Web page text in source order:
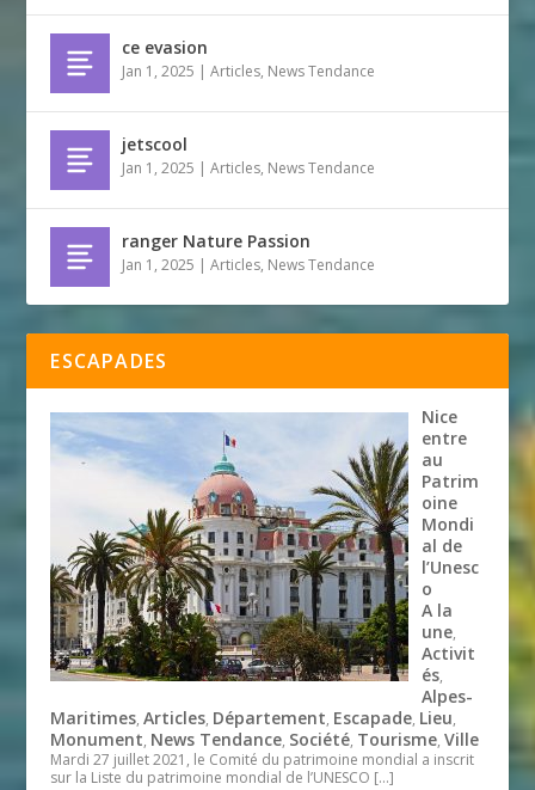
ce evasion
Jan 1, 2025 |Articles, News Tendance
jetscool
Jan 1, 2025 |Articles, News Tendance
ranger Nature Passion
Jan 1, 2025 |Articles, News Tendance
ESCAPADES
Nice
entre
au
Patrim
oine
Mondi
al de
l’Unesc
o
A la
une,
Activit
és,
Alpes-
Maritimes,Articles, Département, Escapade, Lieu,
Monument, News Tendance, Société, Tourisme,Ville
Mardi 27 juillet 2021, le Comité du patrimoine mondial a inscrit
sur la Liste du patrimoine mondial de l’UNESCO […]